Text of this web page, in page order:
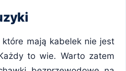
które mają kabelek nie jest
to wie. Warto zatem